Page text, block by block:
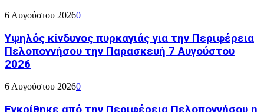
6 Αυγούστου 20260
Υψηλός κίνδυνος πυρκαγιάς για την Περιφέρεια
Πελοποννήσου την Παρασκευή 7 Αυγούστου
2026
6 Αυγούστου 20260